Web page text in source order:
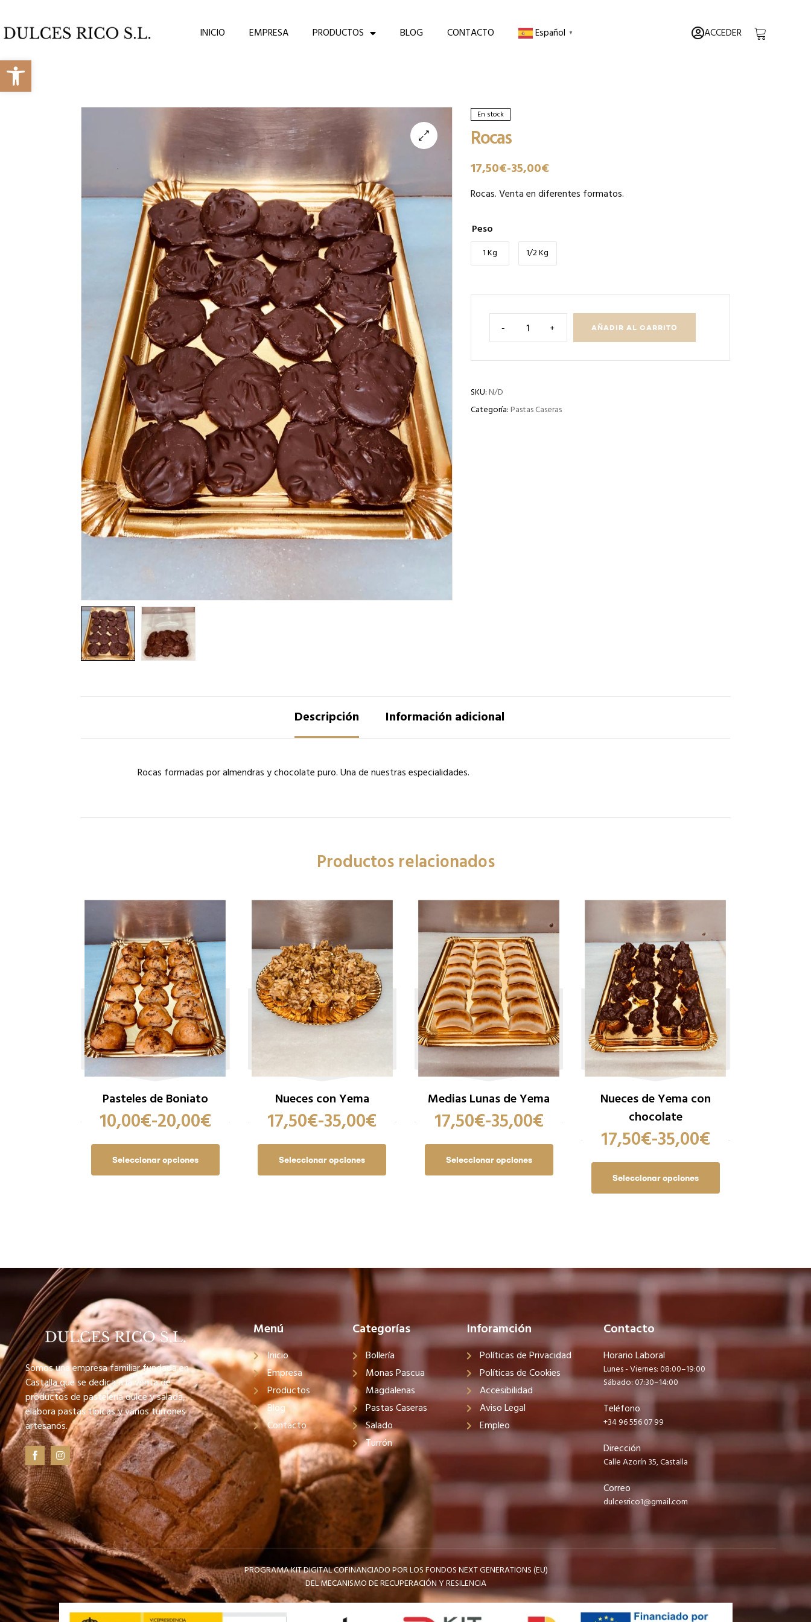
Abrir barra de herramientas
INICIO EMPRESA PRODUCTOS BLOG CONTACTO Español ▼ ACCEDER
En stock
Rocas
17,50€-35,00€
Rocas. Venta en diferentes formatos.
Peso
1 Kg 1/2 Kg
- + AÑADIR AL CARRITO
SKU:N/D
Categoría:Pastas Caseras
Descripción Información adicional
Rocas formadas por almendras y chocolate puro. Una de nuestras especialidades.
Productos relacionados
Pasteles de Boniato
10,00€-20,00€
Seleccionar opciones
Nueces con Yema
17,50€-35,00€
Seleccionar opciones
Medias Lunas de Yema
17,50€-35,00€
Seleccionar opciones
Nueces de Yema con
chocolate
17,50€-35,00€
Seleccionar opciones
Somos una empresa familiar fundada en
Castalla que se dedica a la venta de
productos de pastelería dulce y salada,
elabora pastas típicas y varios turrones
artesanos.
Menú
Inicio
Empresa
Productos
Blog
Contacto
Categorías
Bollería
Monas Pascua
Magdalenas
Pastas Caseras
Salado
Turrón
Inforamción
Políticas de Privacidad
Políticas de Cookies
Accesibilidad
Aviso Legal
Empleo
Contacto
Horario Laboral
Lunes - Viernes: 08:00–19:00
Sábado: 07:30–14:00
Teléfono
+34 96 556 07 99
Dirección
Calle Azorín 35, Castalla
Correo
dulcesrico1@gmail.com
PROGRAMA KIT DIGITAL COFINANCIADO POR LOS FONDOS NEXT GENERATIONS (EU)
DEL MECANISMO DE RECUPERACIÓN Y RESILENCIA